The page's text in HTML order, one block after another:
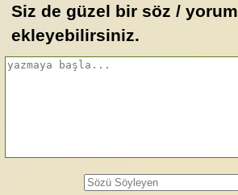
Siz de güzel bir söz / yorum
ekleyebilirsiniz.